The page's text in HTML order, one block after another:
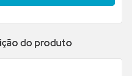
do produto